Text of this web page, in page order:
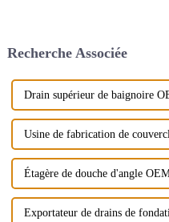
générale à la hausse. En 2021,...
Recherche Associée
Drain supérieur de baignoire
Usine de fabrication de
Étagère de douche d'angle
Exportateur de drains de